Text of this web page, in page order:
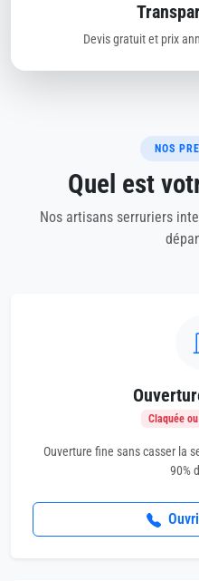
Devis gratuit et prix
NOS
Quel est
Nos artisans serruriers
Claquée
Ouverture fine sans casser la
90%